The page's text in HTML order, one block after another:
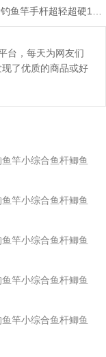
台，每天为网友们
了优质的商品或好
竿小综合鱼杆鲫鱼
竿小综合鱼杆鲫鱼
竿小综合鱼杆鲫鱼
竿小综合鱼杆鲫鱼
竿小综合鱼杆鲫鱼